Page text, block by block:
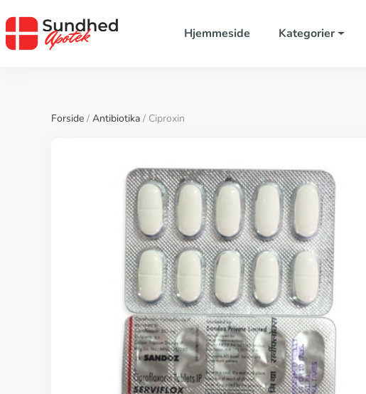
Hjemmeside Kategorier
Forside / Antibiotika / Ciproxin